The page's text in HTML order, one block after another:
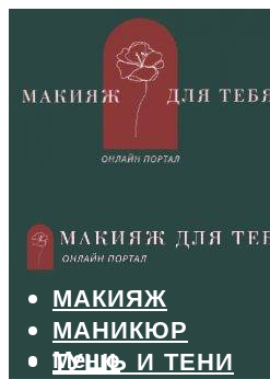
БРОВИ
ВОЛОСЫ
МАКИЯЖ
МАНИКЮР
ТУШЬ И ТЕНИ
Меню